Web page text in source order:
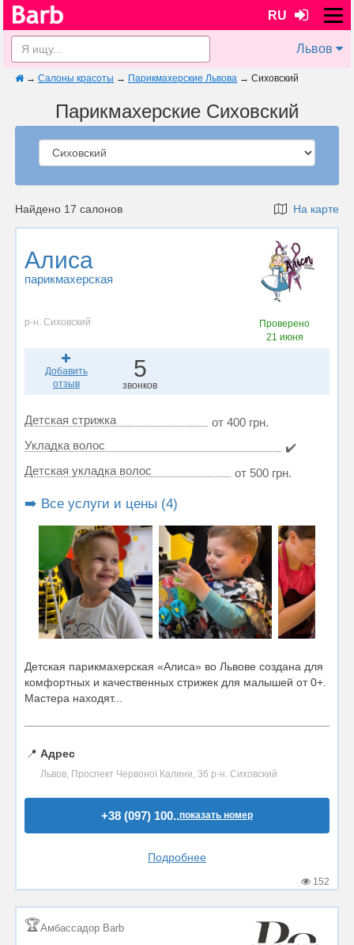
RU
Львов
→ Салоны красоты → Парикмахерские Львова → Сиховский
Парикмахерские Сиховский
Найдено 17 салонов На карте
Алиса
парикмахерская
р-н. Сиховский
Проверено
21 июня
Добавить
отзыв
5
звонков
Детская стрижка
от 400 грн.
Укладка волос
✔️
Детская укладка волос
от 500 грн.
➡️ Все услуги и цены (4)
Детская парикмахерская «Алиса» во Львове создана для
комфортных и качественных стрижек для малышей от 0+.
Мастера находят...
📍 Адрес
Львов, Проспект Червоної Калини, 36 р-н. Сиховский
+38 (097) 100..показать номер
Подробнее
152
🏆Амбассадор Barb